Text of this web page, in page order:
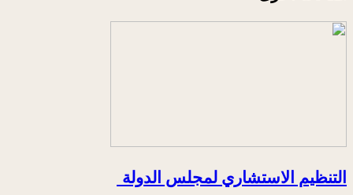
التنظيم الاستشاري لمجلس الدولة